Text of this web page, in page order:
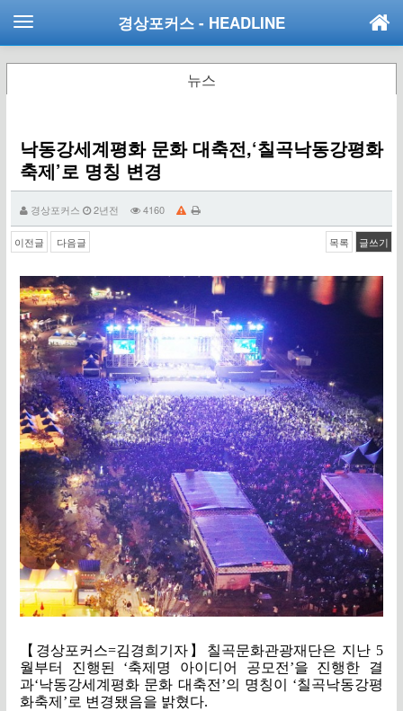
경상포커스 - HEADLINE
뉴스
낙동강세계평화 문화 대축전,‘칠곡낙동강평화
축제’로 명칭 변경
경상포커스 2년전 4160
이전글 다음글 목록 글쓰기
【 경상포커스=김경희기자 】 칠곡문화관광재단은 지난 5
월부터 진행된 ‘축제명 아이디어 공모전 ’을 진행한 결
과‘낙동강세계평화 문화 대축전 ’의 명칭이 ‘칠곡낙동강평
화축제 ’로 변경됐음을 밝혔다.